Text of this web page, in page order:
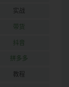
实战
带货
抖音
拼多多
教程